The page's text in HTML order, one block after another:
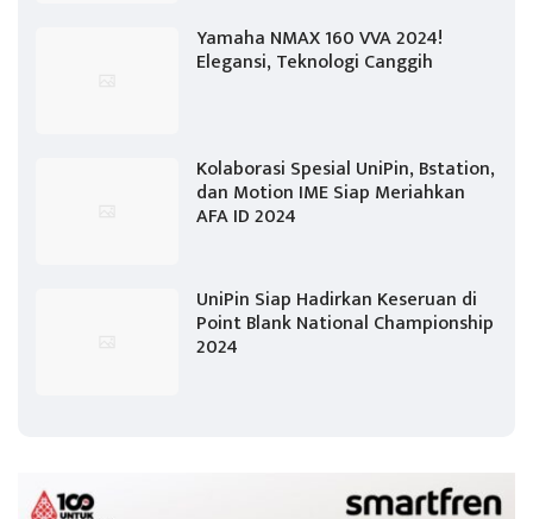
Yamaha NMAX 160 VVA 2024!
Elegansi, Teknologi Canggih
Kolaborasi Spesial UniPin, Bstation,
dan Motion IME Siap Meriahkan
AFA ID 2024
UniPin Siap Hadirkan Keseruan di
Point Blank National Championship
2024